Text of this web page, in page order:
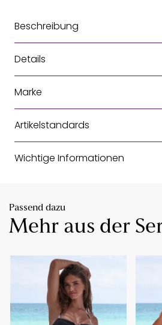
Beschreibung
Details
Marke
Artikelstandards
Wichtige Informationen
Passend dazu
Mehr aus der